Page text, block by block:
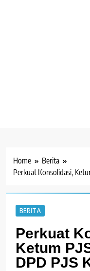
Home
Berita
Perkuat Konsolidasi,
BERITA
Perkuat
Ketum
DPD PJS